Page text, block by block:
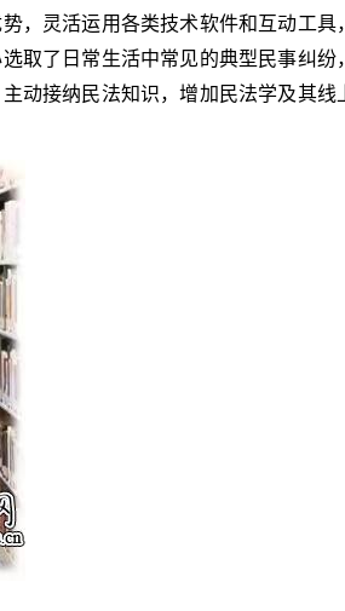
，灵活运用各类技术软件和互动工具，
取了日常生活中常见的典型民事纠纷，
动接纳民法知识，增加民法学及其线